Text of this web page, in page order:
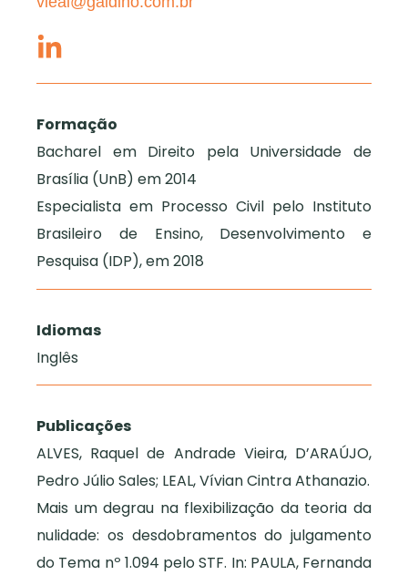
Formação
Bacharel em Direito pela Universidade de
Brasília (UnB) em 2014
Especialista em Processo Civil pelo Instituto
Brasileiro de Ensino, Desenvolvimento e
Pesquisa (IDP), em 2018
Idiomas
Inglês
Publicações
ALVES, Raquel de Andrade Vieira, D’ARAÚJO,
Pedro Júlio Sales; LEAL, Vívian Cintra Athanazio.
Mais um degrau na flexibilização da teoria da
nulidade: os desdobramentos do julgamento
do Tema nº 1.094 pelo STF. In: PAULA, Fernanda